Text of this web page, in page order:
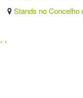
Stands no Concelho
‹ ›